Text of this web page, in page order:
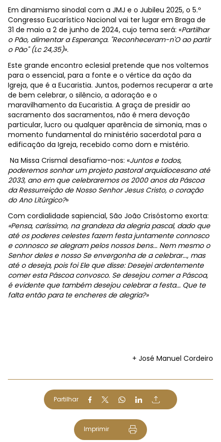
Em dinamismo sinodal com a JMJ e o Jubileu 2025, o 5.º
Congresso Eucarístico Nacional vai ter lugar em Braga de
31 de maio a 2 de junho de 2024, cujo tema será: «Partilhar
o Pão, alimentar a Esperança. "Reconheceram-n'O ao partir
o Pão" (Lc 24,35)».
Este grande encontro eclesial pretende que nos voltemos
para o essencial, para a fonte e o vértice da ação da
Igreja, que é a Eucaristia. Juntos, podemos recuperar a arte
de bem celebrar, o silêncio, a adoração e o
maravilhamento da Eucaristia. A graça de presidir ao
sacramento dos sacramentos, não é mera devoção
particular, lucro ou qualquer aparência de simonia, mas o
momento fundamental do ministério sacerdotal para a
edificação da Igreja, recebido como dom e mistério.
Na Missa Crismal desafiamo-nos: «Juntos e todos,
poderemos sonhar um projeto pastoral arquidiocesano até
2033, ano em que celebraremos os 2000 anos da Páscoa
da Ressurreição de Nosso Senhor Jesus Cristo, o coração
do Ano Litúrgico?»
Com cordialidade sapiencial, São João Crisóstomo exorta:
«Pensa, caríssimo, na grandeza da alegria pascal, dado que
até os poderes celestes fazem festa juntamente connosco
e connosco se alegram pelos nossos bens... Nem mesmo o
Senhor deles e nosso Se envergonha de a celebrar..., mas
até o deseja, pois foi Ele que disse: Desejei ardentemente
comer esta Páscoa convosco. Se desejou comer a Páscoa,
é evidente que também desejou celebrar a festa... Que te
falta então para te encheres de alegria?»
+ José Manuel Cordeiro
Partilhar
Imprimir